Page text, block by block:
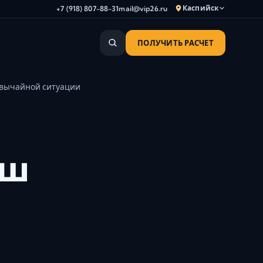
+7 (918) 807-88-31mail@vip26.ru Каспийск
ПОЛУЧИТЬ РАСЧЕТ
ситуации